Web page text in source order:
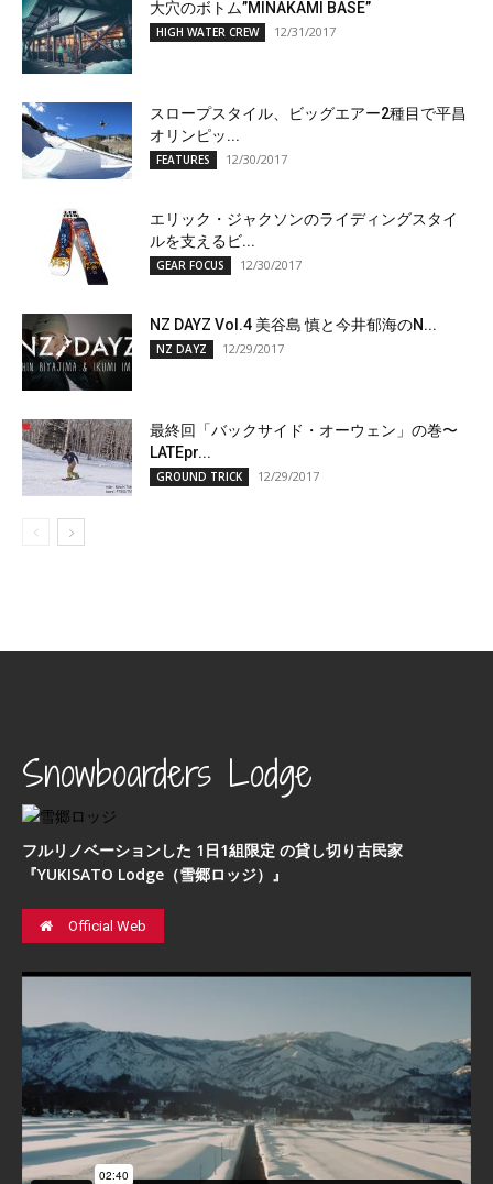
大穴のボトム”MINAKAMI BASE”
HIGH WATER CREW 12/31/2017
スロープスタイル、ビッグエアー2種目で平昌
オリンピッ...
FEATURES 12/30/2017
エリック・ジャクソンのライディングスタイ
ルを支えるビ...
GEAR FOCUS 12/30/2017
NZ DAYZ Vol.4 美谷島 慎と今井郁海のN...
NZ DAYZ 12/29/2017
最終回「バックサイド・オーウェン」の巻〜
LATEpr...
GROUND TRICK 12/29/2017
Snowboarders Lodge
フルリノベーションした 1日1組限定 の貸し切り古民家
『YUKISATO Lodge（雪郷ロッジ）』
Official Web